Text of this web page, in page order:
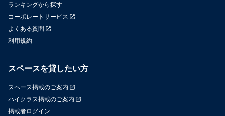
ランキングから探す
コーポレートサービス
よくある質問
利用規約
スペースを貸したい方
スペース掲載のご案内
ハイクラス掲載のご案内
掲載者ログイン